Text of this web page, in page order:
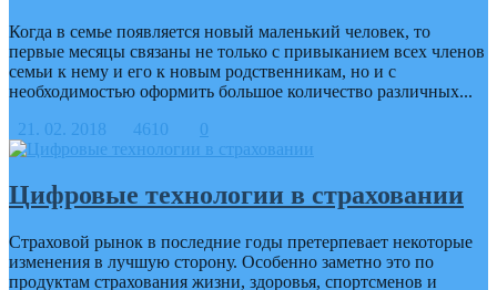
Когда в семье появляется новый маленький человек, то
первые месяцы связаны не только с привыканием всех членов
семьи к нему и его к новым родственникам, но и с
необходимостью оформить большое количество различных...
21. 02. 2018
4610 0
Цифровые технологии в страховании
Страховой рынок в последние годы претерпевает некоторые
изменения в лучшую сторону. Особенно заметно это по
продуктам страхования жизни, здоровья, спортсменов и